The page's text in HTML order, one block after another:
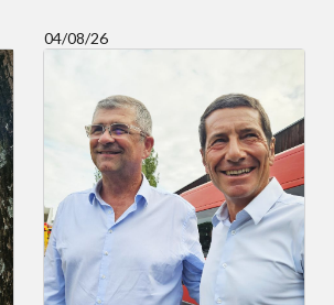
04/08/26